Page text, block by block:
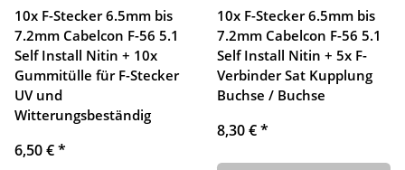
10x F-Stecker 6.5mm bis
7.2mm Cabelcon F-56 5.1
Self Install Nitin + 10x
Gummitülle für F-Stecker
UV und
Witterungsbeständig
6,50 €*
10x F-Stecker 6.5mm bis
7.2mm Cabelcon F-56 5.1
Self Install Nitin + 5x F-
Verbinder Sat Kupplung
Buchse / Buchse
8,30 €*